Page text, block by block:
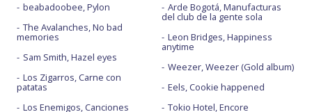
beabadoobee, Pylon
The Avalanches, No bad
memories
Sam Smith, Hazel eyes
Los Zigarros, Carne con
patatas
Los Enemigos, Canciones
Arde Bogotá, Manufacturas
del club de la gente sola
Leon Bridges, Happiness
anytime
Weezer, Weezer (Gold album)
Eels, Cookie happened
Tokio Hotel, Encore